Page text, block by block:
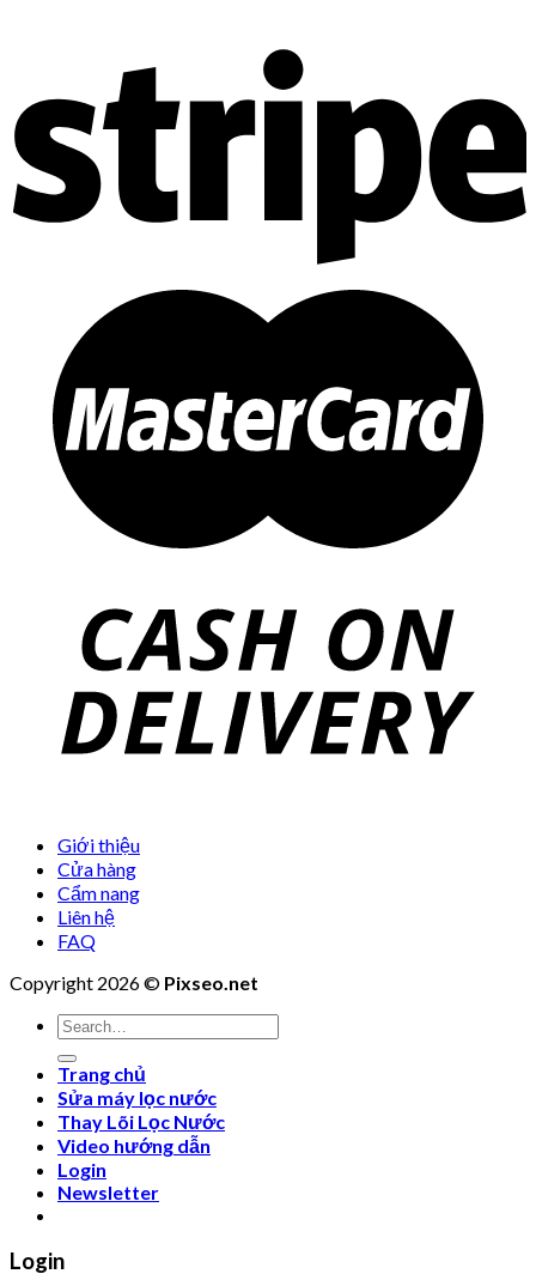
Giới thiệu
Cửa hàng
Cẩm nang
Liên hệ
FAQ
Copyright 2026 © Pixseo.net
Search
for:
Trang chủ
Sửa máy lọc nước
Thay Lõi Lọc Nước
Video hướng dẫn
Login
Newsletter
Login